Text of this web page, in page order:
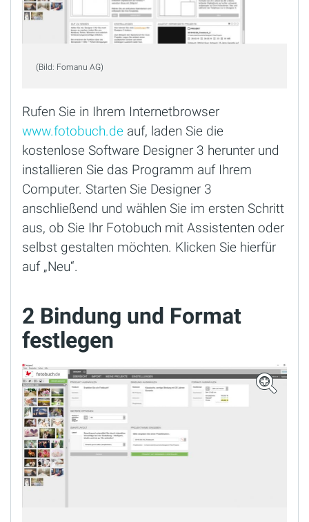
(Bild: Fomanu AG)
Rufen Sie in Ihrem Internetbrowser
www.fotobuch.de auf, laden Sie die
kostenlose Software Designer 3 herunter und
installieren Sie das Programm auf Ihrem
Computer. Starten Sie Designer 3
anschließend und wählen Sie im ersten Schritt
aus, ob Sie Ihr Fotobuch mit Assistenten oder
selbst gestalten möchten. Klicken Sie hierfür
auf „Neu“.
2 Bindung und Format
festlegen